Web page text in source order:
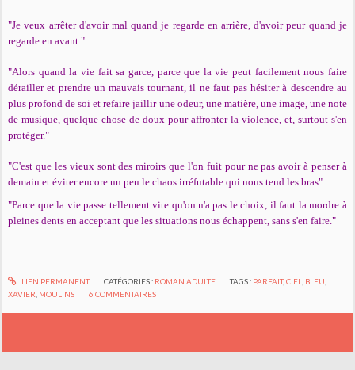
"Je veux arrêter d'avoir mal quand je regarde en arrière, d'avoir peur quand je
regarde en avant."
"Alors quand la vie fait sa garce, parce que la vie peut facilement nous faire
dérailler et prendre un mauvais tournant, il ne faut pas hésiter à descendre au
plus profond de soi et refaire jaillir une odeur, une matière, une image, une note
de musique, quelque chose de doux pour affronter la violence, et, surtout s'en
protéger."
"C'est que les vieux sont des miroirs que l'on fuit pour ne pas avoir à penser à
demain et éviter encore un peu le chaos irréfutable qui nous tend les bras"
"Parce que la vie passe tellement vite qu'on n'a pas le choix, il faut la mordre à
pleines dents en acceptant que les situations nous échappent, sans s'en faire."
LIEN PERMANENT CATÉGORIES : ROMAN ADULTE TAGS : PARFAIT,CIEL BLEU
XAVIER MOULINS 6 COMMENTAIRES